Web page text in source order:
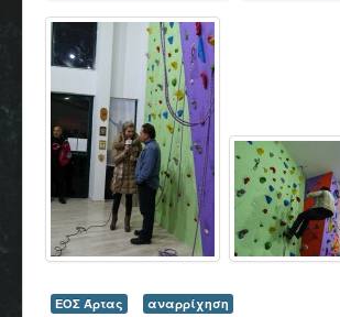
ΕΟΣ Άρτας αναρρίχηση